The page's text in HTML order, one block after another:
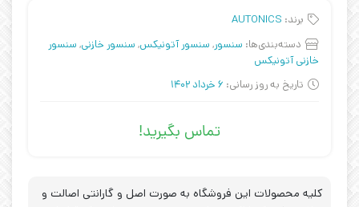
برند: AUTONICS
دسته‌بندی‌ها: سنسور, سنسور آتونیکس, سنسور خازنی, سنسور
خازنی آتونیکس
تاریخ به روز رسانی: 6 خرداد 1402
تماس بگیرید!
کلیه محصولات این فروشگاه به صورت اصل و گارانتی اصالت و